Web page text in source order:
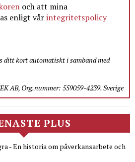
och att mina
enligt vårintegritetspolicy
ditt kort automatiskt i samband med
AB, Org.nummer: 559059-4239. Sverige
PLUS
- En historia om påverkansarbete och